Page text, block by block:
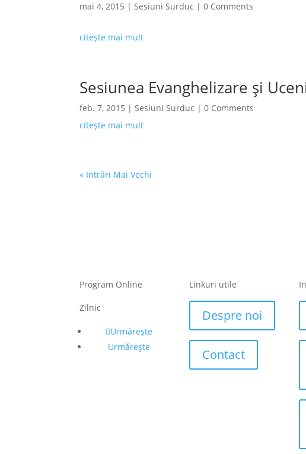
mai 4, 2015 |Sesiuni Surduc | 0 Comments
citește mai mult
Sesiunea Evanghelizare și
feb. 7, 2015 |Sesiuni Surduc | 0 Comments
citește mai mult
« Intrări Mai Vechi
Program Online
Zilnic
Urmărește
Urmărește
Linkuri utile
Despre noi
Contact